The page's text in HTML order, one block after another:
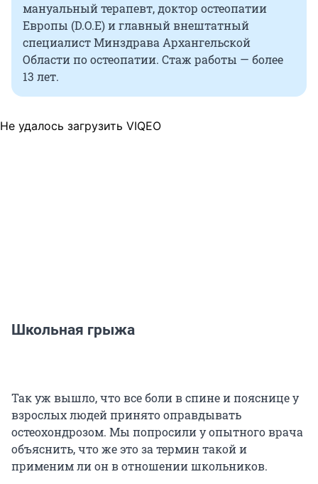
мануальный терапевт, доктор остеопатии
Европы (D.O.E) и главный внештатный
специалист Минздрава Архангельской
Области по остеопатии. Стаж работы — более
13 лет.
Не удалось загрузить VIQEO
Школьная грыжа
Так уж вышло, что все боли в спине и пояснице у
взрослых людей принято оправдывать
остеохондрозом. Мы попросили у опытного врача
объяснить, что же это за термин такой и
применим ли он в отношении школьников.